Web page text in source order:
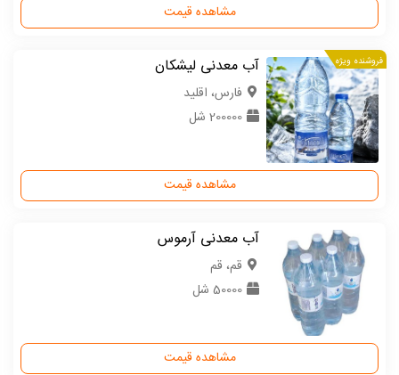
مشاهده قیمت
فروشنده ویژه آب معدنی لیشکان
فارس، اقلید
200000 شل
مشاهده قیمت
آب معدنی آرموس
قم، قم
50000 شل
مشاهده قیمت